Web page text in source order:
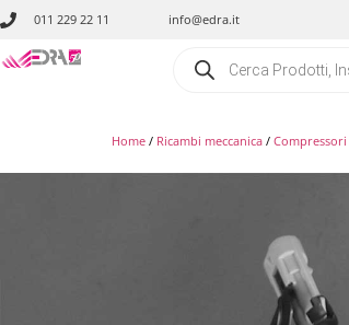
011 229 22 11 info@edra.it
Home / Ricambi meccanica / Compressori